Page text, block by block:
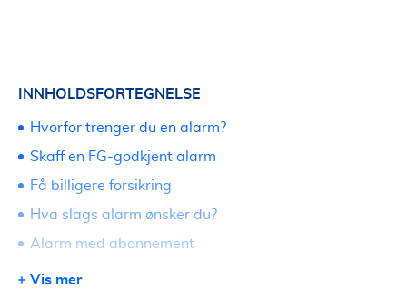
INNHOLDSFORTEGNELSE
Hvorfor trenger du en alarm?
Skaff en FG-godkjent alarm
Få billigere forsikring
Hva slags alarm ønsker du?
Alarm med abonnement
Alarm uten abonnement
Vis mer